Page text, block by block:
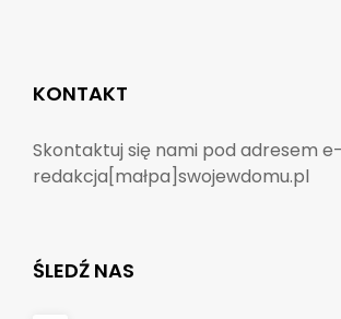
KONTAKT
Skontaktuj się nami pod adresem
redakcja[małpa]swojewdomu.pl
ŚLEDŹ NAS